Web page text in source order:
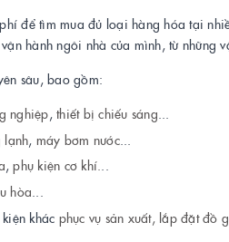
để tìm mua đủ loại hàng hóa tại
hành ngôi nhà của mình, từ những
sâu, bao gồm:
nghiệp, thiết bị chiếu sáng...
lạnh, máy bơm nước...
,phụ kiện cơ khí...
hòa
khác phục vụ sản xuất, lắp đặt đồ